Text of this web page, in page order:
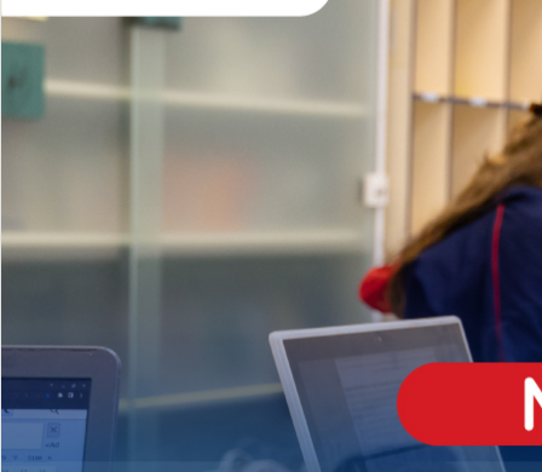
EDUCAÇÃO INFANTIL
Inglês todos os dias
MÉDIO
igh School
Dupla Diplomação